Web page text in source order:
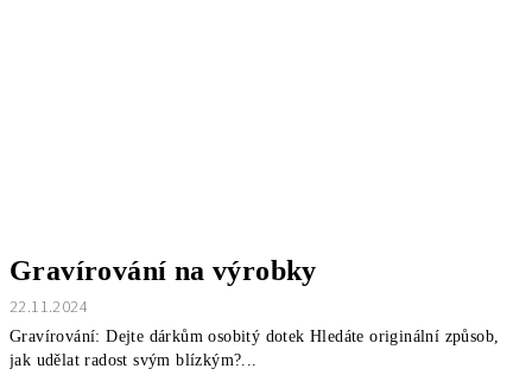
Gravírování na výrobky
22.11.2024
Gravírování: Dejte dárkům osobitý dotek Hledáte originální způsob,
jak udělat radost svým blízkým?...